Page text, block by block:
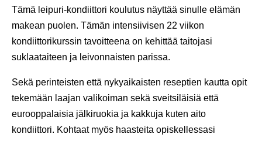
Tämä leipuri-kondiittori koulutus näyttää sinulle elämän
makean puolen. Tämän intensiivisen 22 viikon
kondiittorikurssin tavoitteena on kehittää taitojasi
suklaataiteen ja leivonnaisten parissa.
Sekä perinteisten että nykyaikaisten reseptien kautta opit
tekemään laajan valikoiman sekä sveitsiläisiä että
eurooppalaisia jälkiruokia ja kakkuja kuten aito
kondiittori. Kohtaat myös haasteita opiskellessasi